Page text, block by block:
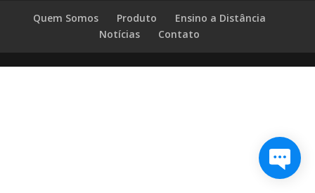
Quem Somos Produto
Ensino a Distância
Notícias
Contato